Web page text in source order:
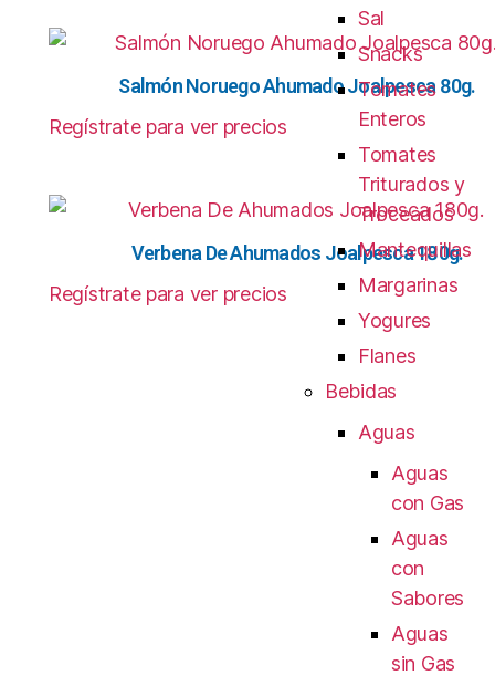
Salmón Noruego Ahumado Joalpesca 80g.
Regístrate para ver precios
Verbena De Ahumados Joalpesca 180g.
Regístrate para ver precios
Sal
Snacks
Tomates
Enteros
Tomates
Triturados y
Troceados
Mantequillas
Margarinas
Yogures
Flanes
Bebidas
Aguas
Aguas
con Gas
Aguas
con
Sabores
Aguas
sin Gas